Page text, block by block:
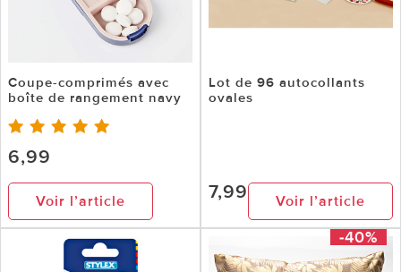
Coupe-comprimés avec
boîte de rangement navy
6,99
Voir l’article
Lot de 96 autocollants
ovales
7,99 Voir l’article
-40%